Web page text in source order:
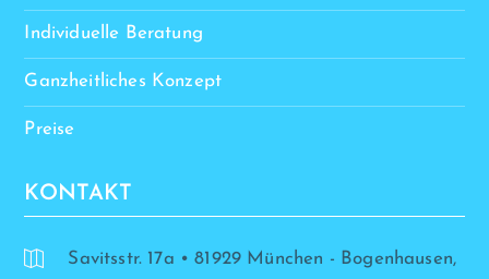
Individuelle Beratung
Ganzheitliches Konzept
Preise
KONTAKT
Savitsstr. 17a • 81929 München - Bogenhausen,